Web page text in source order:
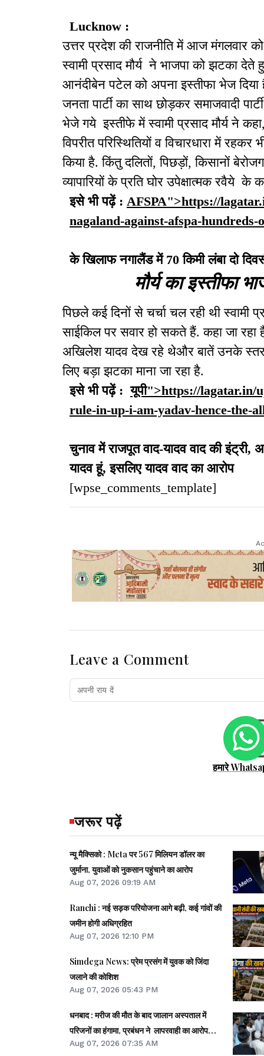
Lucknow :
उत्तर प्रदेश की राजनीति में आज मंगलवार
स्वामी प्रसाद मौर्य ने भाजपा को झटका देते
आनंदीबेन पटेल को अपना इस्तीफा भेज
जनता पार्टी का साथ छोड़कर समाजवादी
भेजे गये इस्तीफे में स्वामी प्रसाद मौर्य ने
विपरीत परिस्थितियों व विचारधारा में रहकर
किया है. किंतु दलितों, पिछड़ों, किसानों
व्यापारियों के प्रति घोर उपेक्षात्मक रवैये
इसे भी पढ़ें : AFSPA">https://
nagaland-against-afspa-
के खिलाफ नगालैंड में 70 किमी लंबा दो
मौर्य का इस्तीफा
पिछले कई दिनों से चर्चा चल रही थी स्वामी
साईकिल पर सवार हो सकते हैं. कहा जा रहा
अखिलेश यादव देख रहे थेऔर बातें उनके स्तर
लिए बड़ा झटका माना जा रहा है.
इसे भी पढ़ें :यूपी">https://lagatar.in/
rule-in-up-i-am-yadav-hence-the-
चुनाव में राजपूत वाद-यादव वाद की
यादव हूं, इसलिए यादव वाद का आरोप
[wpse_comments_template]
Leave a Comment
हमारे
जरूर पढ़ें
न्यू मैक्सिको : Meta पर 567 मिलियन डॉलर का
जुर्माना, युवाओं को नुकसान पहुंचाने का आरोप
Aug 07, 2026 09:19 AM
Ranchi : नई सड़क परियोजना आगे बढ़ी, कई गांवों की
जमीन होगी अधिग्रहित
Aug 07, 2026 12:10 PM
Simdega News: प्रेम प्रसंग में युवक को जिंदा
जलाने की कोशिश
Aug 07, 2026 05:43 PM
धनबाद : मरीज की मौत के बाद जालान अस्पताल में
परिजनों का हंगामा, प्रबंधन ने लापरवाही का आरोप
खारिज किया
Aug 07, 2026 07:35 AM